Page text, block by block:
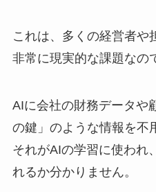
これは、多くの経営者や
非常に現実的な課題なの
AIに会社の財務データや
の鍵」のような情報を不
それがAIの学習に使われ
れるか分かりません。